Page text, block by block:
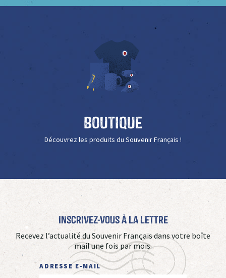
Boutique
Découvrez les produits du Souvenir Français !
Inscrivez-vous à La Lettre
Recevez l’actualité du Souvenir Français dans votre boîte
mail une fois par mois.
ADRESSE E-MAIL